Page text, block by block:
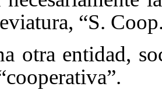
“S.
otra entidad,